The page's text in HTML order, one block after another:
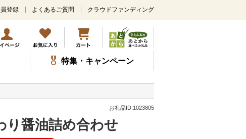
メ
ン
コ
ン
テ
ツ
ッ
登録 よくあるご質問 クラウドファンディング
特集・キャンペーン
お礼品ID:1023805
り醤油詰め合わせ